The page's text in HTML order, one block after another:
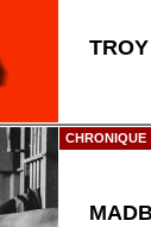
CHRONIQUE